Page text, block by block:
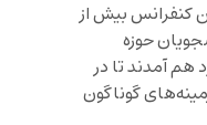
کنفرانس بیش از
حوزه‌
هم آمدند تا در
گوناگون